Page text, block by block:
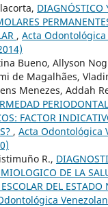
DIAGNÓSTICO
, Acta Odontológica
Bueno, Allyson
de Magalhães,
Menezes, Addah
FACTOR
, Acta Odontológica
R.,
DE LA
DEL ESTADO